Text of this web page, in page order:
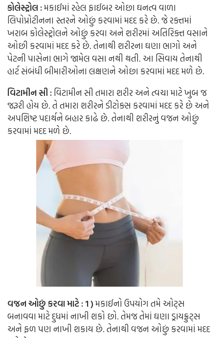
કોલેસ્ટ્રોલ :મકાઈમાં રહેલ ફાઈબર ઓછા ઘનત્વ વાળા
લિપોપ્રોટીનના સ્તરને ઓછું કરવામાં મદદ કરે છે. જે રક્તમાં
ખરાબ કોલેસ્ટ્રોલને ઓછું કરવા અને શરીરમાં અતિરિક્ત વસાને
ઓછી કરવામાં મદદ કરે છે. તેનાથી શરીરના ઘણા ભાગો અને
પેટની પાસેના ભાગે જામેલ વસા નથી થતી. આ સિવાય તેનાથી
હાર્ટ સંબંધી બીમારીઓના લક્ષણને ઓછા કરવામાં મદદ મળે છે.
વિટામીન સી :વિટામીન સી તમારા શરીર અને ત્વચા માટે ખુબ જ
જરૂરી હોય છે. તે તમારા શરીરને ડીટોક્સ કરવામાં મદદ કરે છે અને
અપશિષ્ટ પદાર્થને બહાર કાઢે છે. તેનાથી શરીરનું વજન ઓછું
કરવામાં મદદ મળે છે.
વજન ઓછું કરવા માટે : 1 )મકાઈનો ઉપયોગ તમે ઓટ્સ
બનાવવા માટે દુધમાં નાખી શકો છો. તેમજ તેમાં ઘણા ડ્રાયફ્રુટ્સ
અને ફળ પણ નાખી શકાય છે. તેનાથી વજન ઓછું કરવામાં મદદ